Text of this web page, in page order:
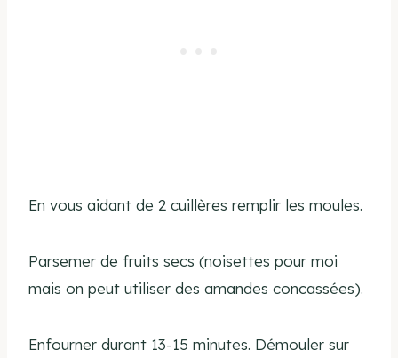
En vous aidant de 2 cuillères remplir les moules.
Parsemer de fruits secs (noisettes pour moi
mais on peut utiliser des amandes concassées).
Enfourner durant 13-15 minutes. Démouler sur